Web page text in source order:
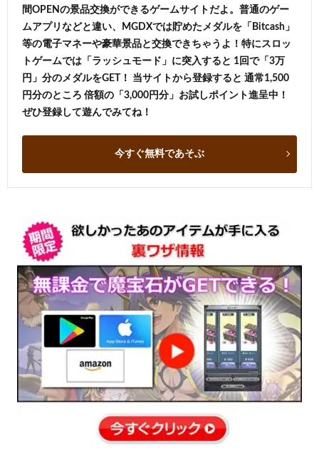
間OPENの景品交換ができるゲームサイトだよ。普通のゲー
ムアプリなどと違い、MGDXでは貯めたメダルを「Bitcash」
等の電子マネーや豪華景品と交換できちゃうよ！特にスロッ
トゲームでは「ラッシュモード」に突入すると 1回で「3万
円」分のメダルをGET！ 当サイトから登録すると 通常1,500
円分のところ 倍額の「3,000円分」お試しポイント進呈中！
ぜひ登録して遊んでみてね！
今すぐ無料であそぶ